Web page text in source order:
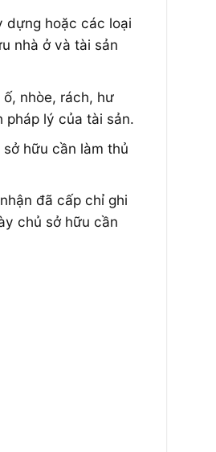
dựng hoặc các loại
nhà ở và tài sản
nhòe, rách, hư
pháp lý của tài sản.
hữu cần làm thủ
đã cấp chỉ ghi
chủ sở hữu cần